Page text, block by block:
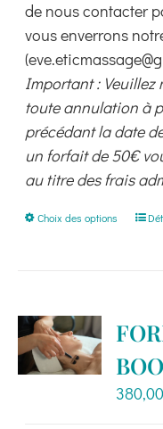
de nous contacter
vous enverrons
Important : Veuillez
toute annulation à
précédant la date
un forfait de 50€
au titre des frais
Choix des options
Ce
Les